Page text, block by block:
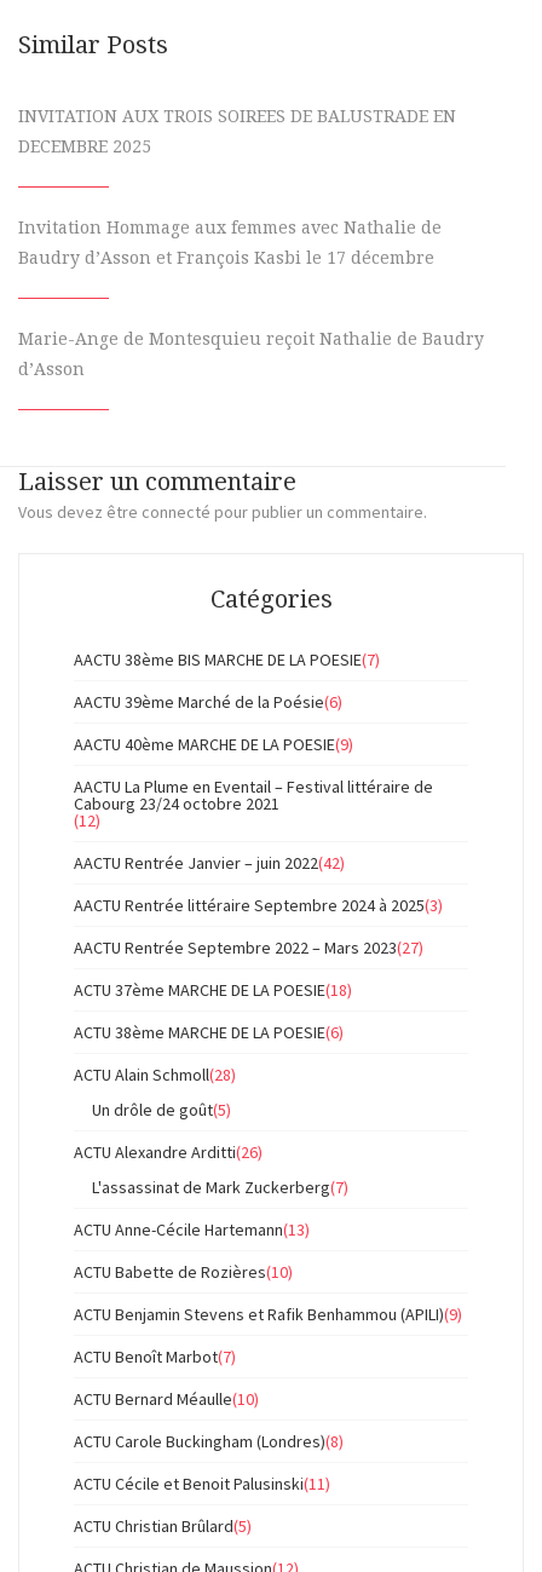
Similar Posts
INVITATION AUX TROIS SOIREES DE BALUSTRADE EN
DECEMBRE 2025
Invitation Hommage aux femmes avec Nathalie de
Baudry d’Asson et François Kasbi le 17 décembre
Marie-Ange de Montesquieu reçoit Nathalie de Baudry
d’Asson
Laisser un commentaire
Vous devez être connecté pour publier un commentaire.
Catégories
AACTU 38ème BIS MARCHE DE LA POESIE(7)
AACTU 39ème Marché de la Poésie(6)
AACTU 40ème MARCHE DE LA POESIE(9)
AACTU La Plume en Eventail – Festival littéraire de
Cabourg 23/24 octobre 2021
(12)
AACTU Rentrée Janvier – juin 2022(42)
AACTU Rentrée littéraire Septembre 2024 à 2025(3)
AACTU Rentrée Septembre 2022 – Mars 2023(27)
ACTU 37ème MARCHE DE LA POESIE(18)
ACTU 38ème MARCHE DE LA POESIE(6)
ACTU Alain Schmoll(28)
Un drôle de goût(5)
ACTU Alexandre Arditti(26)
L'assassinat de Mark Zuckerberg(7)
ACTU Anne-Cécile Hartemann(13)
ACTU Babette de Rozières(10)
ACTU Benjamin Stevens et Rafik Benhammou (APILI)(9)
ACTU Benoît Marbot(7)
ACTU Bernard Méaulle(10)
ACTU Carole Buckingham (Londres)(8)
ACTU Cécile et Benoit Palusinski(11)
ACTU Christian Brûlard(5)